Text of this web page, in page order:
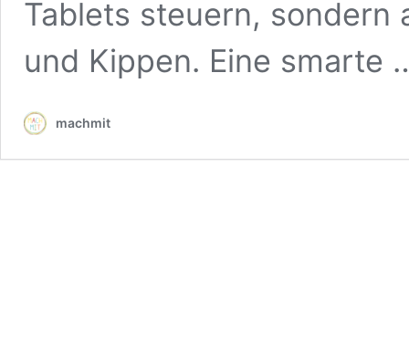
Tablets steuern, sondern
und Kippen. Eine smarte
machmit